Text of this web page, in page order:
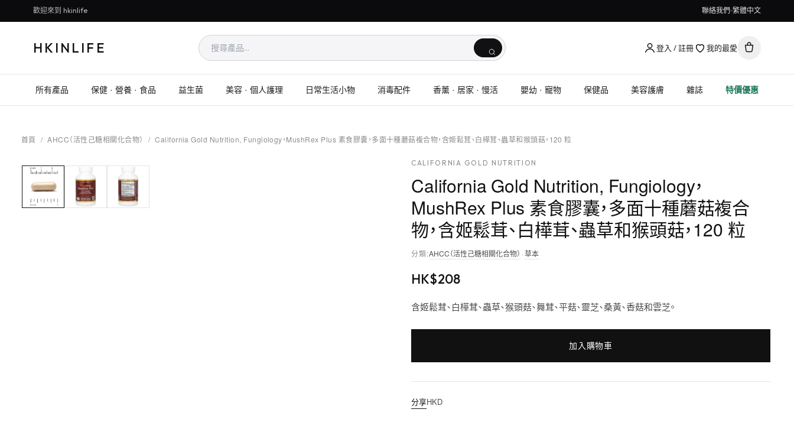
歡迎來到 hkinlife 聯絡我們 繁體中文
HKINLIFE 登入 / 註冊 我的最愛
所有產品 保健 · 營養 · 食品 益生菌 美容 · 個人護理 日常生活小物 消毒配件 香薰 · 居家 · 慢活 嬰幼 · 寵物 保健品 美容護膚 雜誌 特價優惠
首頁 / AHCC（活性己糖相關化合物） / California Gold Nutrition, Fungiology，MushRex Plus 素食膠囊，多面十種蘑菇複合物，含姬鬆茸、白樺茸、蟲草和猴頭菇，120 粒
CALIFORNIA GOLD NUTRITION
California Gold Nutrition, Fungiology，
MushRex Plus 素食膠囊，多面十種蘑菇複合
物，含姬鬆茸、白樺茸、蟲草和猴頭菇，120 粒
分類:AHCC（活性己糖相關化合物） ·草本
HK$208
含姬鬆茸、白樺茸、蟲草、猴頭菇、舞茸、平菇、靈芝、桑黃、香菇和雲芝。
加入購物車
分享HKD